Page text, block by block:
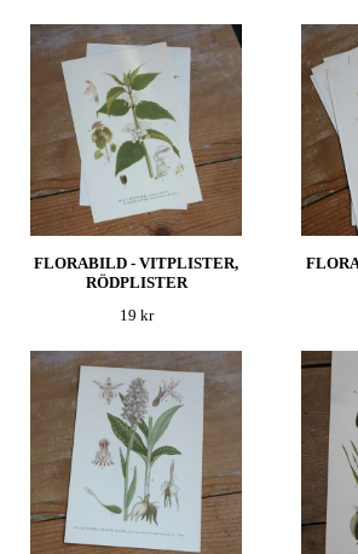
FLORABILD - VITPLISTER,
RÖDPLISTER
19 kr